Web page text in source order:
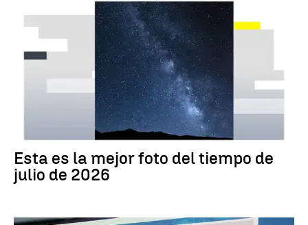
Tus imágenes
Esta es la mejor foto del tiempo de
julio de 2026